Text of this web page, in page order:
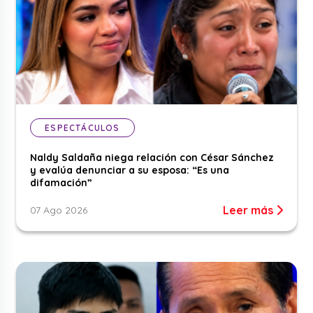
ESPECTÁCULOS
Naldy Saldaña niega relación con César Sánchez
y evalúa denunciar a su esposa: “Es una
difamación”
07 Ago 2026 Leer más